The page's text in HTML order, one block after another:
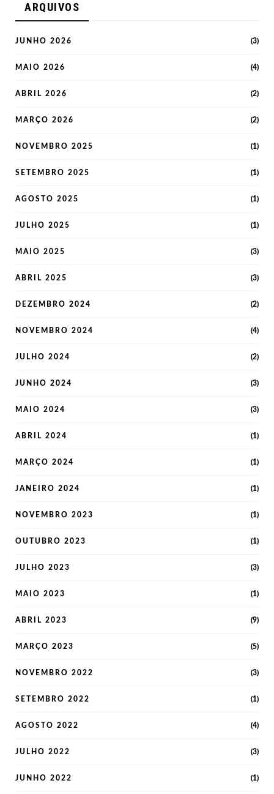
ARQUIVOS
JUNHO 2026 (3)
MAIO 2026 (4)
ABRIL 2026 (2)
MARÇO 2026 (2)
NOVEMBRO 2025 (1)
SETEMBRO 2025 (1)
AGOSTO 2025 (1)
JULHO 2025 (1)
MAIO 2025 (3)
ABRIL 2025 (3)
DEZEMBRO 2024 (2)
NOVEMBRO 2024 (4)
JULHO 2024 (2)
JUNHO 2024 (3)
MAIO 2024 (3)
ABRIL 2024 (1)
MARÇO 2024 (1)
JANEIRO 2024 (1)
NOVEMBRO 2023 (1)
OUTUBRO 2023 (1)
JULHO 2023 (3)
MAIO 2023 (1)
ABRIL 2023 (9)
MARÇO 2023 (5)
NOVEMBRO 2022 (3)
SETEMBRO 2022 (1)
AGOSTO 2022 (4)
JULHO 2022 (3)
JUNHO 2022 (1)